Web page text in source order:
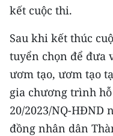
中文
FRANÇAIS
РУССКИЙ
kết cuộc thi.
Sau khi kết thúc
tuyển chọn để đưa
ươm tạo, ươm tạo
gia chương trình
20/2023/NQ-HĐND
đồng nhân dân